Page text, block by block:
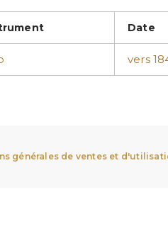
Date
vers
générales de ventes et